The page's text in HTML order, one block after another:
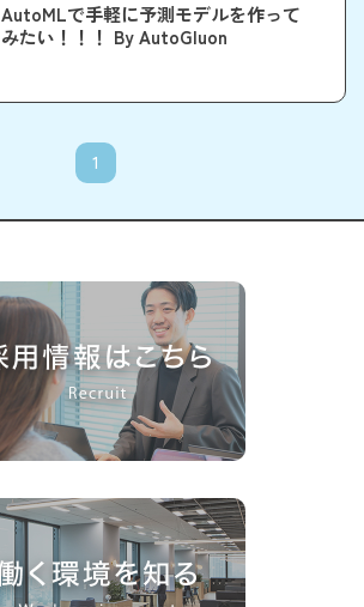
AutoMLで手軽に予測モデルを作って
みたい！！！ By AutoGluon
1